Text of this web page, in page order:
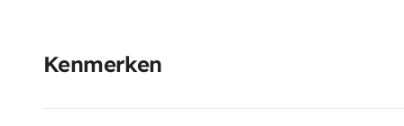
Si desea descubrir todo ello, les esperamos con los
Kenmerken